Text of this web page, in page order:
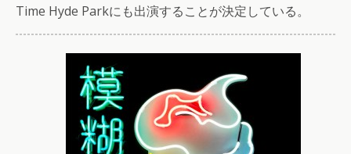
Time Hyde Parkにも出演することが決定している。